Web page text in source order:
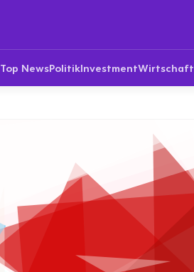
Top NewsPolitikInvestmentWirtschaft